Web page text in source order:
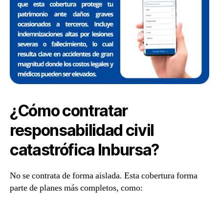
¿Cómo contratar
responsabilidad civil
catastrófica Inbursa?
No se contrata de forma aislada. Esta cobertura forma
parte de planes más completos, como: